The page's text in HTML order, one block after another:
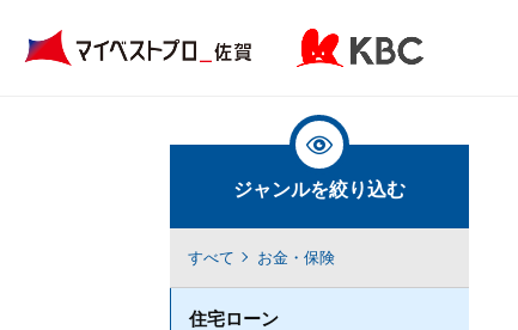
ジャンルを絞り込む
すべて お金・保険
住宅ローン